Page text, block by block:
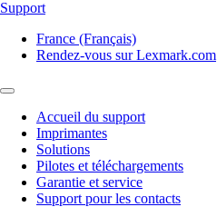
Support
France (Français)
Rendez-vous sur Lexmark.com
Accueil du support
Imprimantes
Solutions
Pilotes et téléchargements
Garantie et service
Support pour les contacts